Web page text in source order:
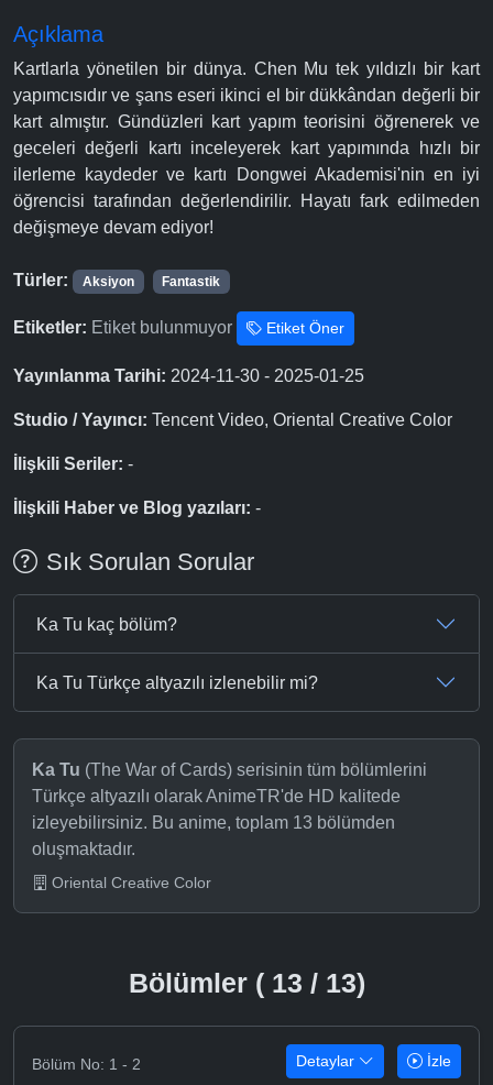
Açıklama
Kartlarla yönetilen bir dünya. Chen Mu tek yıldızlı bir kart
yapımcısıdır ve şans eseri ikinci el bir dükkândan değerli bir
kart almıştır. Gündüzleri kart yapım teorisini öğrenerek ve
geceleri değerli kartı inceleyerek kart yapımında hızlı bir
ilerleme kaydeder ve kartı Dongwei Akademisi'nin en iyi
öğrencisi tarafından değerlendirilir. Hayatı fark edilmeden
değişmeye devam ediyor!
Türler: Aksiyon Fantastik
Etiketler: Etiket bulunmuyor Etiket Öner
Yayınlanma Tarihi: 2024-11-30 - 2025-01-25
Studio / Yayıncı: Tencent Video, Oriental Creative Color
İlişkili Seriler: -
İlişkili Haber ve Blog yazıları: -
Sık Sorulan Sorular
Ka Tu kaç bölüm?
Ka Tu Türkçe altyazılı izlenebilir mi?
Ka Tu (The War of Cards) serisinin tüm bölümlerini
Türkçe altyazılı olarak AnimeTR'de HD kalitede
izleyebilirsiniz. Bu anime, toplam 13 bölümden
oluşmaktadır.
Oriental Creative Color
Bölümler ( 13 / 13)
Bölüm No: 1 - 2 Detaylar İzle